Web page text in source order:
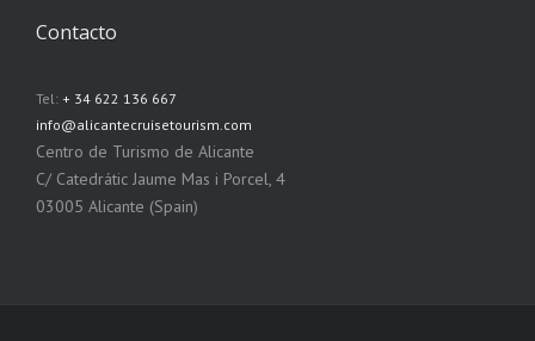
Contacto
Tel: + 34 622 136 667
info@alicantecruisetourism.com
Centro de Turismo de Alicante
C/ Catedrátic Jaume Mas i Porcel, 4
03005 Alicante (Spain)